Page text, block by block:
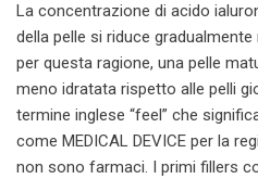
La concentrazione di acido
della pelle si riduce
per questa ragione, una pelle
meno idratata rispetto alle pelli
termine inglese “feel” che
come MEDICAL DEVICE per la
non sono farmaci. I primi fillers